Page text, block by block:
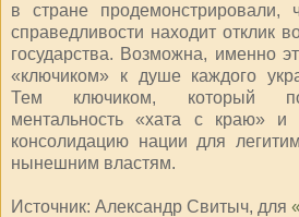
в стране продемонстрировали,
справедливости находит отклик
государства. Возможна, именно
«ключиком» к душе каждого
Тем ключиком, который
ментальность «хата с краю» и
консолидацию нации для
нынешним властям.
Источник: Александр Свитыч, для